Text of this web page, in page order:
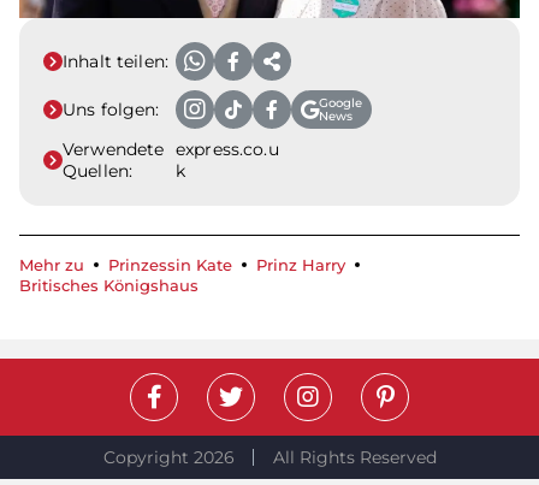
Inhalt teilen:
Uns folgen:
Google
News
Verwendete
Quellen:
express.co.u
k
Mehr zu Prinzessin Kate
Prinz Harry
Britisches Königshaus
Copyright 2026 All Rights Reserved